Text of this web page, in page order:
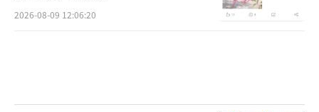
2026-08-09 12:06:20